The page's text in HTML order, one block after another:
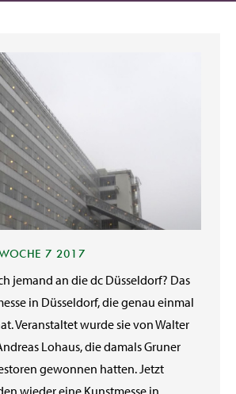
7 2017
jemand an die dc Düsseldorf? Das
in Düsseldorf, die genau einmal
Veranstaltet wurde sie von Walter
Lohaus, die damals Gruner
gewonnen hatten. Jetzt
wieder eine Kunstmesse in